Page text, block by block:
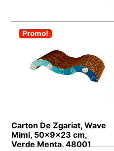
-30%
Promo!
Carton De Zgariat, Wave
Mimi, 50x9x23 cm,
Verde Menta, 48001